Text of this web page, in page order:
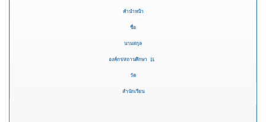
คำนำหน้า
ชื่อ
นามสกุล
องค์กร/สถานศึกษา
วัด
สำนักเรียน